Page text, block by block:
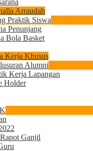
Arraudah
Praktik Siswa
Penunjang
Bola Basket
Kerja Khusus
Alumni
Kerja Lapangan
Holder
Ganjil